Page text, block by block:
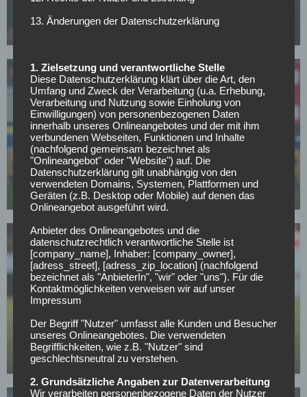
Mönchengladbach-Klassenerhalt
SC FREIBURG
Top-Transferziel: Freiburg baggert an Gladbachs
Dauerläufer
02.05.2026
BUNDESLIGA
Wer kann sich am Wochenende aus dem
Abstiegskampf retten?
01.05.2026
13. Änderungen der Datenschutzerklärung
1. Zielsetzung und verantwortliche Stelle
Diese Datenschutzerklärung klärt über die Art, den
Umfang und Zweck der Verarbeitung (u.a. Erhebung,
Verarbeitung und Nutzung sowie Einholung von
Einwilligungen) von personenbezogenen Daten
innerhalb unseres Onlineangebotes und der mit ihm
verbundenen Webseiten, Funktionen und Inhalte
(nachfolgend gemeinsam bezeichnet als
"Onlineangebot" oder "Website") auf. Die
Datenschutzerklärung gilt unabhängig von den
verwendeten Domains, Systemen, Plattformen und
Geräten (z.B. Desktop oder Mobile) auf denen das
Onlineangebot ausgeführt wird.
Anbieter des Onlineangebotes und die
datenschutzrechtlich verantwortliche Stelle ist
[company_name], Inhaber: [company_owner],
[adress_street], [adress_zip_location] (nachfolgend
bezeichnet als "AnbieterIn", "wir" oder "uns"). Für die
Kontaktmöglichkeiten verweisen wir auf unser
Impressum
Der Begriff "Nutzer" umfasst alle Kunden und Besucher
unseres Onlineangebotes. Die verwendeten
Begrifflichkeiten, wie z.B. "Nutzer" sind
geschlechtsneutral zu verstehen.
2. Grundsätzliche Angaben zur Datenverarbeitung
Wir verarbeiten personenbezogene Daten der Nutzer